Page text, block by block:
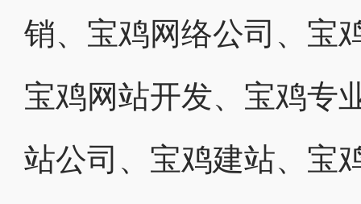
销、宝鸡网络公司、宝
宝鸡网站开发、宝鸡专
站公司、宝鸡建站、宝